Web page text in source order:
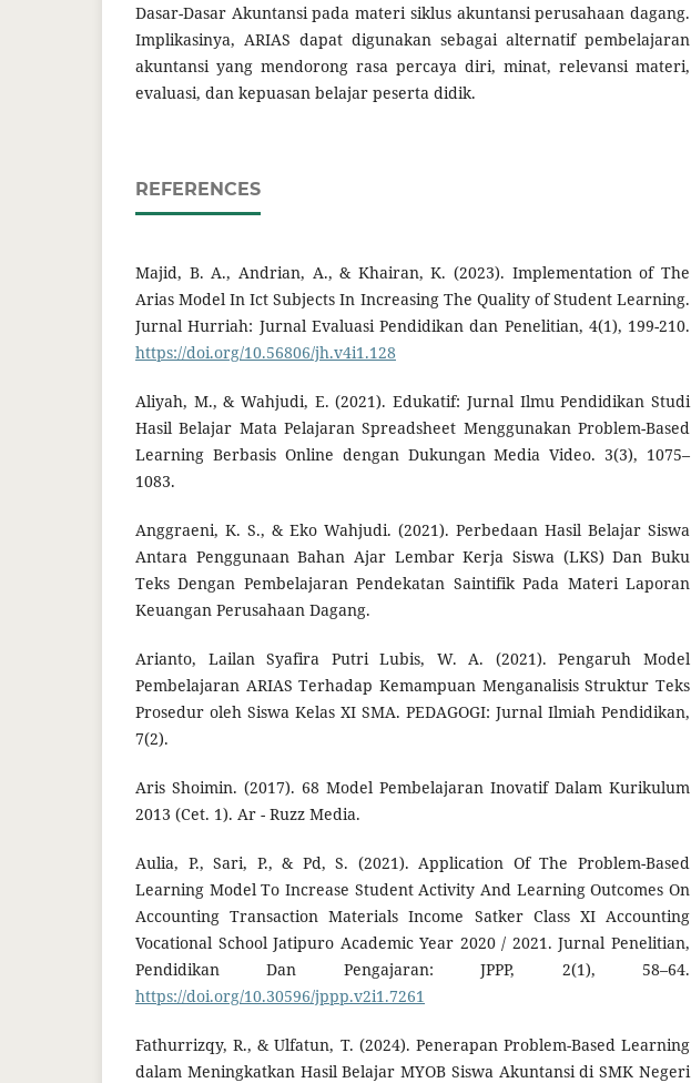
Dasar-Dasar Akuntansi pada materi siklus akuntansi perusahaan dagang.
Implikasinya, ARIAS dapat digunakan sebagai alternatif pembelajaran
akuntansi yang mendorong rasa percaya diri, minat, relevansi materi,
evaluasi, dan kepuasan belajar peserta didik.
REFERENCES
Majid, B. A., Andrian, A., & Khairan, K. (2023). Implementation of The
Arias Model In Ict Subjects In Increasing The Quality of Student Learning.
Jurnal Hurriah: Jurnal Evaluasi Pendidikan dan Penelitian, 4(1), 199-210.
https://doi.org/10.56806/jh.v4i1.128
Aliyah, M., & Wahjudi, E. (2021). Edukatif: Jurnal Ilmu Pendidikan Studi
Hasil Belajar Mata Pelajaran Spreadsheet Menggunakan Problem-Based
Learning Berbasis Online dengan Dukungan Media Video. 3(3), 1075–
1083.
Anggraeni, K. S., & Eko Wahjudi. (2021). Perbedaan Hasil Belajar Siswa
Antara Penggunaan Bahan Ajar Lembar Kerja Siswa (LKS) Dan Buku
Teks Dengan Pembelajaran Pendekatan Saintifik Pada Materi Laporan
Keuangan Perusahaan Dagang.
Arianto, Lailan Syafira Putri Lubis, W. A. (2021). Pengaruh Model
Pembelajaran ARIAS Terhadap Kemampuan Menganalisis Struktur Teks
Prosedur oleh Siswa Kelas XI SMA. PEDAGOGI: Jurnal Ilmiah Pendidikan,
7(2).
Aris Shoimin. (2017). 68 Model Pembelajaran Inovatif Dalam Kurikulum
2013 (Cet. 1). Ar - Ruzz Media.
Aulia, P., Sari, P., & Pd, S. (2021). Application Of The Problem-Based
Learning Model To Increase Student Activity And Learning Outcomes On
Accounting Transaction Materials Income Satker Class XI Accounting
Vocational School Jatipuro Academic Year 2020 / 2021. Jurnal Penelitian,
Pendidikan Dan Pengajaran: JPPP, 2(1), 58–64.
https://doi.org/10.30596/jppp.v2i1.7261
Fathurrizqy, R., & Ulfatun, T. (2024). Penerapan Problem-Based Learning
dalam Meningkatkan Hasil Belajar MYOB Siswa Akuntansi di SMK Negeri